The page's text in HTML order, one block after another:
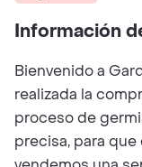
Información
Bienvenido a
realizada la
proceso de
precisa, para